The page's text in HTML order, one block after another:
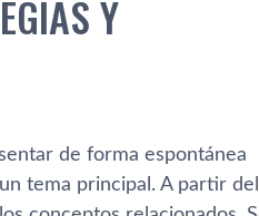
Y
de forma espontánea
tema principal. A partir del